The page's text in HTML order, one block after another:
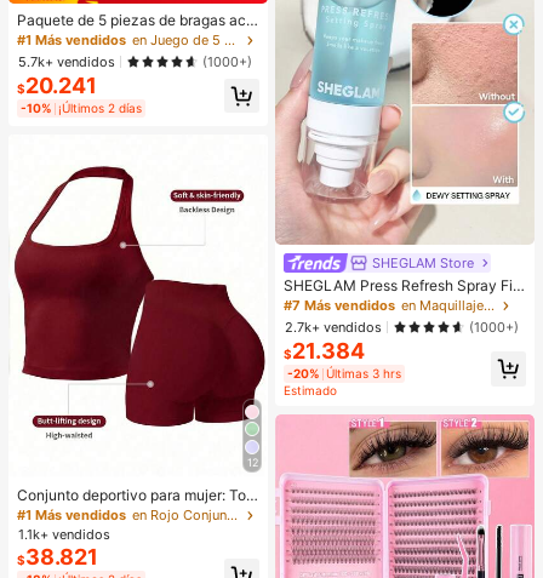
Paquete de 5 piezas de bragas aca
naladas para mujer, de alta elasticid
ad, unicolor con diseño de letras, ci
ntura baja, para uso diario
#1 Más vendidos
en Juego de 5 piezas Calzoncillos de mujer
5.7k+ vendidos
(1000+)
$20.241
-10% ¡Últimos 2 días
12
Conjunto deportivo para mujer: Top
sin mangas + Shorts, versátil para u
so diario, ajuste ceñido, diseño leva
ntador, ligero & transpirable, athleis
ure, apto para yoga
#1 Más vendidos
en Rojo Conjuntos deportivos para mujer
1.1k+ vendidos
$38.821
SHEGLAM Store
SHEGLAM Press Refresh Spray Fija
dor Marca De Belleza CosméTica
Maquillaje Para Mujeres Y NiñAs
#7 Más vendidos
en Maquillaje facial
2.7k+ vendidos
(1000+)
$21.384
-20% Últimas 3 hrs
Estimado